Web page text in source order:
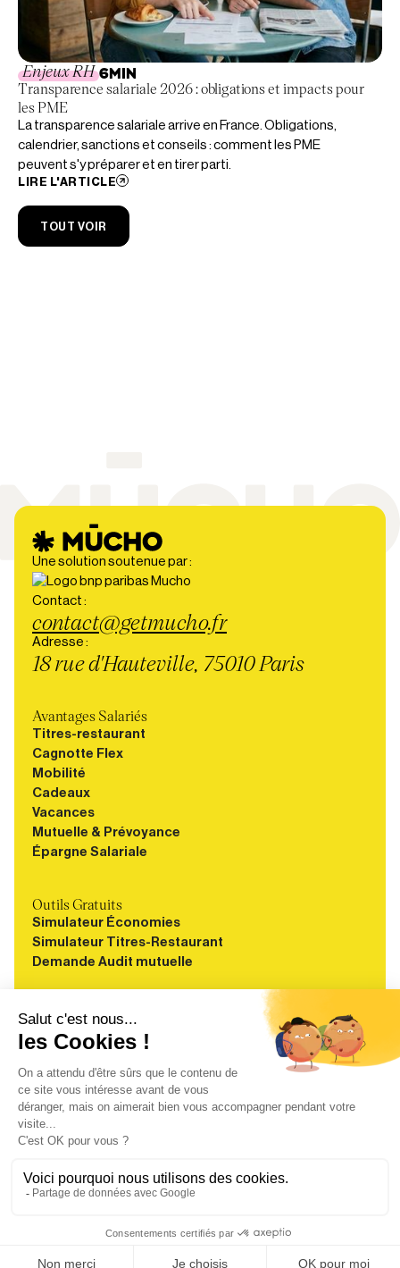
Enjeux RH 6MIN
Transparence salariale 2026 : obligations et impacts pour
les PME
La transparence salariale arrive en France. Obligations,
calendrier, sanctions et conseils : comment les PME
peuvent s'y préparer et en tirer parti.
LIRE L'ARTICLE
TOUT VOIR
Une solution soutenue par :
Contact :
contact@getmucho.fr
Adresse :
18 rue d'Hauteville, 75010 Paris
Avantages Salariés
Titres-restaurant
Cagnotte Flex
Mobilité
Cadeaux
Vacances
Mutuelle & Prévoyance
Épargne Salariale
Outils Gratuits
Simulateur Économies
Simulateur Titres-Restaurant
Demande Audit mutuelle
Ressources
Blog
Guides
Webinaires
Études
À propos
FAQ
Carrières
Contact
Mentions légales Politique de confidentialitéCGU-CGV
Médiateur de la consommationCookies